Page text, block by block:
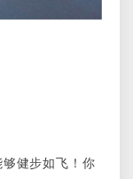
健步如飞！你